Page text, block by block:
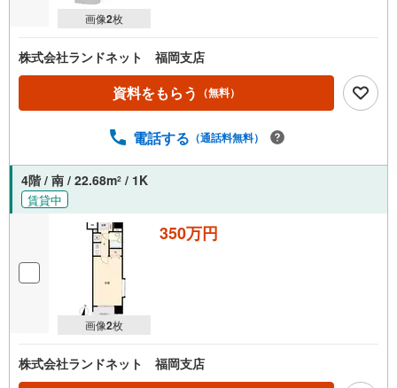
画像2枚
株式会社ランドネット 福岡支店
資料をもらう （無料）
電話する （通話料無料）
4階 / 南 / 22.68m2 / 1K
賃貸中
画像2枚
350万円
株式会社ランドネット 福岡支店